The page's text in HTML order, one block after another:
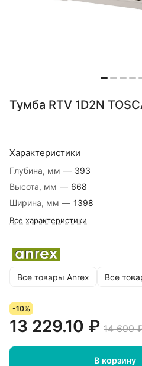
Тумба RTV 1D2N
Характеристики
Глубина, мм — 393
Высота, мм — 668
Ширина, мм — 1398
Все характеристики
Все товары Anrex Все
-10%
13 229.10 ₽ 14 699
В корзину